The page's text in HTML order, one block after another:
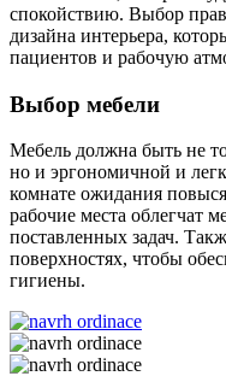
спокойствию. Выбор
дизайна интерьера,
пациентов и рабочую
Выбор мебели
Мебель должна быть не
но и эргономичной и
комнате ожидания
рабочие места облегчат
поставленных задач.
поверхностях, чтобы
гигиены.